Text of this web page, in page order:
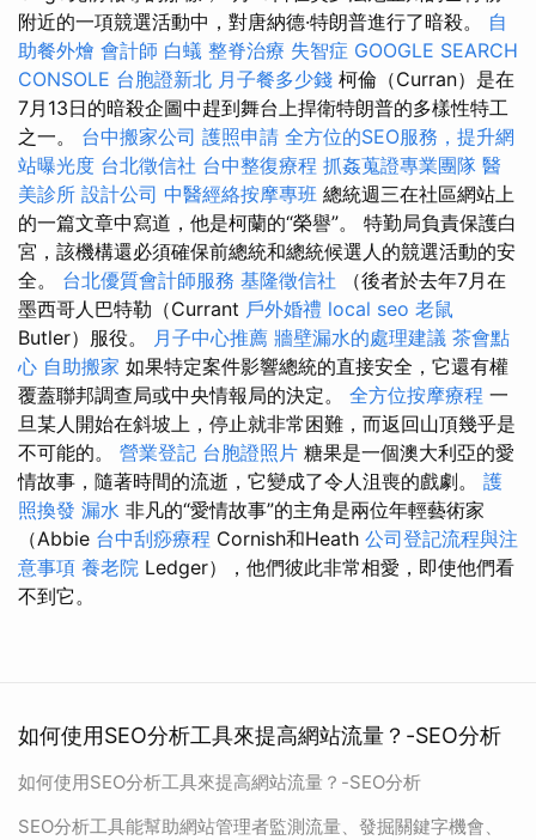
附近的一項競選活動中，對唐納德·特朗普進行了暗殺。 自
助餐外燴 會計師 白蟻 整脊治療 失智症 GOOGLE SEARCH
CONSOLE 台胞證新北 月子餐多少錢 柯倫（Curran）是在
7月13日的暗殺企圖中趕到舞台上捍衛特朗普的多樣性特工
之一。 台中搬家公司 護照申請 全方位的SEO服務，提升網
站曝光度 台北徵信社 台中整復療程 抓姦蒐證專業團隊 醫
美診所 設計公司 中醫經絡按摩專班 總統週三在社區網站上
的一篇文章中寫道，他是柯蘭的“榮譽”。 特勤局負責保護白
宮，該機構還必須確保前總統和總統候選人的競選活動的安
全。 台北優質會計師服務 基隆徵信社 （後者於去年7月在
墨西哥人巴特勒（Currant 戶外婚禮 local seo 老鼠
Butler）服役。 月子中心推薦 牆壁漏水的處理建議 茶會點
心 自助搬家 如果特定案件影響總統的直接安全，它還有權
覆蓋聯邦調查局或中央情報局的決定。 全方位按摩療程 一
旦某人開始在斜坡上，停止就非常困難，而返回山頂幾乎是
不可能的。 營業登記 台胞證照片 糖果是一個澳大利亞的愛
情故事，隨著時間的流逝，它變成了令人沮喪的戲劇。 護
照換發 漏水 非凡的“愛情故事”的主角是兩位年輕藝術家
（Abbie 台中刮痧療程 Cornish和Heath 公司登記流程與注
意事項 養老院 Ledger），他們彼此非常相愛，即使他們看
不到它。
如何使用SEO分析工具來提高網站流量？-SEO分析
如何使用SEO分析工具來提高網站流量？-SEO分析
SEO分析工具能幫助網站管理者監測流量、發掘關鍵字機會、